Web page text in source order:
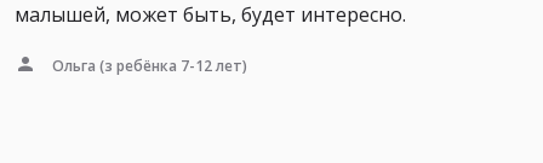
малышей, может быть, будет интересно.
Ольга (з ребёнка 7-12 лет)